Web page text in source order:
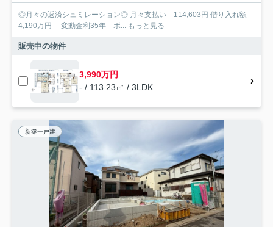
◎月々の返済シュミレーション◎ 月々支払い 114,603円 借り入れ額
4,190万円 変動金利35年 ボ... もっと見る
販売中の物件
3,990万円
- / 113.23㎡ / 3LDK
新築一戸建